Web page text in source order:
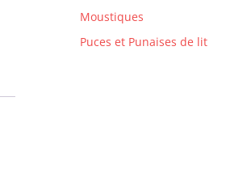
Moustiques
Puces et Punaises de lit